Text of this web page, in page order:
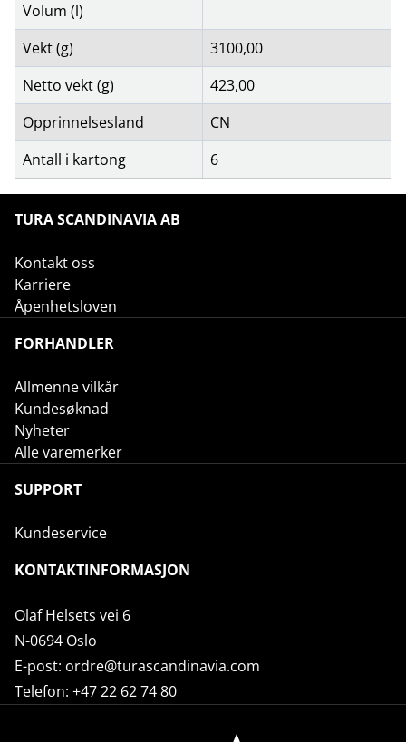
Volum (l)
Vekt (g)
3100,00
Netto vekt (g)
423,00
Opprinnelsesland
CN
Antall i kartong
6
TURA SCANDINAVIA AB
Kontakt oss
Karriere
Åpenhetsloven
FORHANDLER
Allmenne vilkår
Kundesøknad
Nyheter
Alle varemerker
SUPPORT
Kundeservice
KONTAKTINFORMASJON
Olaf Helsets vei 6
N-0694 Oslo
E-post: ordre@turascandinavia.com
Telefon: +47 22 62 74 80